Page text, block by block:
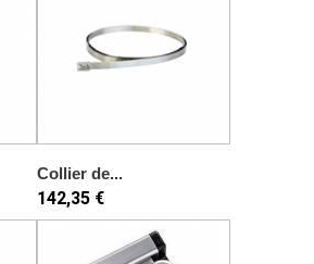
Collier de...
142,35 €